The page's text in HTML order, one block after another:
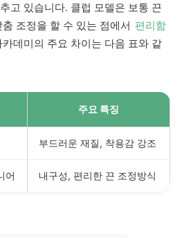
고 있습니다. 클럽 모델은 보통 끈
조정을 할 수 있는 점에서 편리함
데미의 주요 차이는 다음 표와 같
주요 특징
부드러운 재질, 착용감 강조
어 내구성, 편리한 끈 조정방식